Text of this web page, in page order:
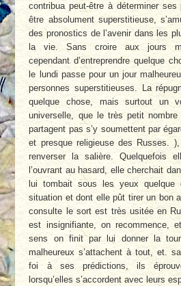
contribua peut-être à déterminer
être absolument superstitieuse,
des pronostics de l’avenir dans les
la vie. Sans croire aux jours
cependant d’entreprendre quelque
le lundi passe pour un jour
personnes superstitieuses. La
quelque chose, mais surtout un
universelle, que le très petit
partagent pas s’y soumettent par
et presque religieuse des Russes.
renverser la salière. Quelquefois
l’ouvrant au hasard, elle cherchait
lui tombait sous les yeux quelque
situation et dont elle pût tirer un bon
consulte le sort est très usitée en
est insignifiante, on recommence,
sens on finit par lui donner la
malheureux s’attachent à tout, et.
foi à ses prédictions, ils
lorsqu’elles s’accordent avec leurs